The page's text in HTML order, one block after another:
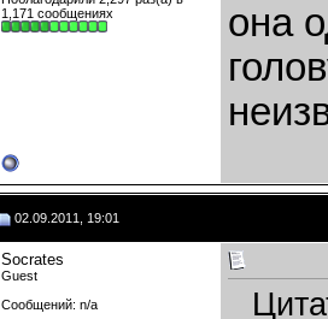
1,171 сообщениях
она
02.09.2011, 19:01
Socrates
Guest
Сообщений: n/a